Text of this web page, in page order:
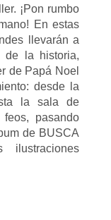
¡Pon rumbo
En estas
llevarán a
de la historia,
de Papá Noel
desde la
la sala de
pasando
de BUSCA
ilustraciones